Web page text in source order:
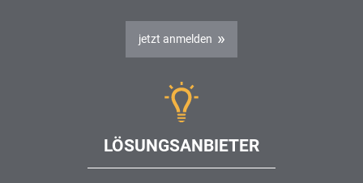
jetzt anmelden
LÖSUNGSANBIETER